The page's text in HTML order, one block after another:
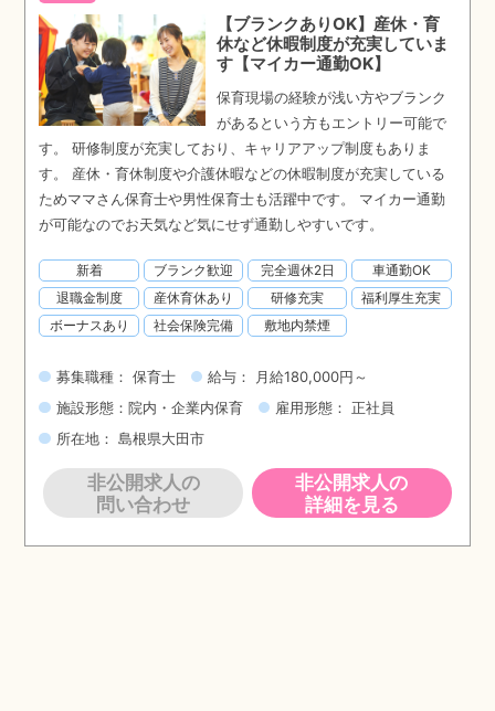
【ブランクありOK】産休・育
休など休暇制度が充実していま
す【マイカー通勤OK】
保育現場の経験が浅い方やブランク
があるという方もエントリー可能で
す。 研修制度が充実しており、キャリアアップ制度もありま
す。 産休・育休制度や介護休暇などの休暇制度が充実している
ためママさん保育士や男性保育士も活躍中です。 マイカー通勤
が可能なのでお天気など気にせず通勤しやすいです。
新着 ブランク歓迎 完全週休2日
車通勤OK
退職金制度
産休育休あり 研修充実
福利厚生充実
ボーナスあり
社会保険完備 敷地内禁煙
募集職種： 保育士
給与： 月給180,000円～
施設形態：院内・企業内保育
雇用形態： 正社員
所在地： 島根県大田市
非公開求人の
問い合わせ
非公開求人の
詳細を見る